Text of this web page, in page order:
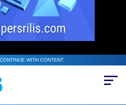
WITH CONTENT